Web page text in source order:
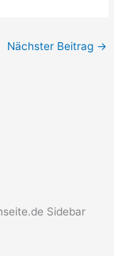
Nächster Beitrag →